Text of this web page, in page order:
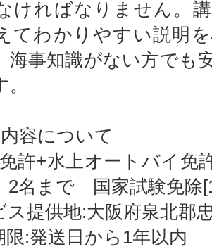
ければなりません。
てわかりやすい説明
海事知識がない方でも
容について
免許+水上オートバイ
名まで 国家試験免除
供地:大阪府泉北郡
:発送日から1年以内